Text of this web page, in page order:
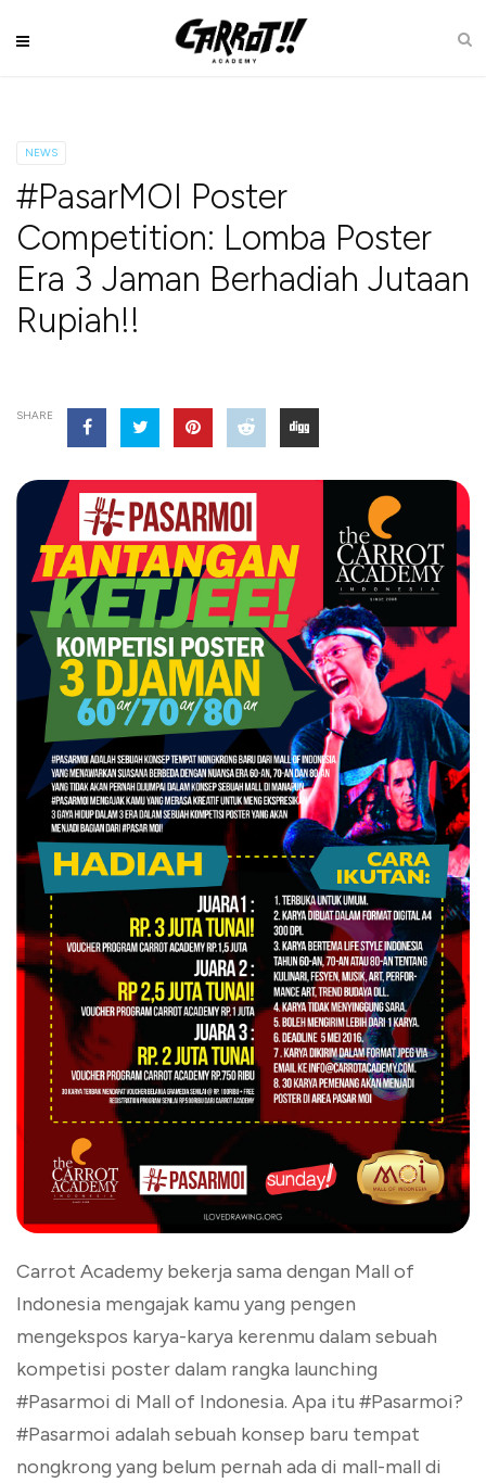
NEWS
#PasarMOI Poster
Competition: Lomba Poster
Era 3 Jaman Berhadiah Jutaan
Rupiah!!
SHARE
Carrot Academy bekerja sama dengan Mall of
Indonesia mengajak kamu yang pengen
mengekspos karya-karya kerenmu dalam sebuah
kompetisi poster dalam rangka launching
#Pasarmoi di Mall of Indonesia. Apa itu #Pasarmoi?
#Pasarmoi adalah sebuah konsep baru tempat
nongkrong yang belum pernah ada di mall-mall di